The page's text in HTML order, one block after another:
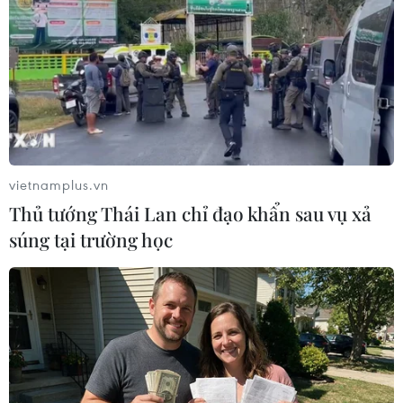
chiến binh
22/07/2026 03:57
Chiếu miễn phí loạt phim tài liệu dịp
79 năm Ngày Thương binh-Liệt sỹ
27/7
Chiếu miễn phí nhiều
bộ phim về đề tài cách mạng
20/07/2026 23:53
"The Odyssey" thống lĩnh phòng vé
ngay tuần đầu ra mắt
vietnamplus.vn
Thủ tướng Thái Lan chỉ đạo khẩn sau vụ xả
súng tại trường học